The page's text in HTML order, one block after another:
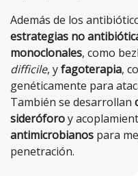
Además de los
estrategias no
monoclonales, como
difficile, yfagoterapia,
genéticamente para
También se desarrollan
sideróforoy
antimicrobianos para
penetración.